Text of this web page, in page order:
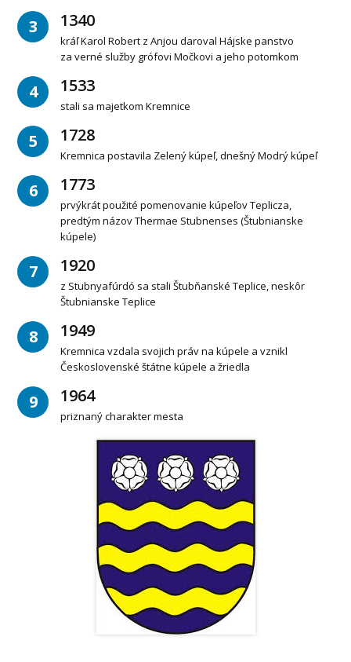
3 1340
kráľ Karol Robert z Anjou daroval Hájske panstvo
za verné služby grófovi Močkovi a jeho potomkom
4 1533
stali sa majetkom Kremnice
5 1728
Kremnica postavila Zelený kúpeľ, dnešný Modrý kúpeľ
6 1773
prvýkrát použité pomenovanie kúpeľov Teplicza,
predtým názov Thermae Stubnenses (Štubnianske
kúpele)
7 1920
z Stubnyafúrdó sa stali Štubňanské Teplice, neskôr
Štubnianske Teplice
8 1949
Kremnica vzdala svojich práv na kúpele a vznikl
Československé štátne kúpele a žriedla
9 1964
priznaný charakter mesta